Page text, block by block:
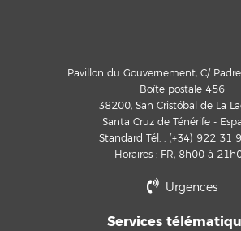
Pavillon du Gouvernement, C/
Boîte postale 456
38200, San Cristóbal de La
Santa Cruz de Ténérife -
Standard Tél. : (+34) 922 31
Horaires : FR, 8h00 à
Urgences
Services